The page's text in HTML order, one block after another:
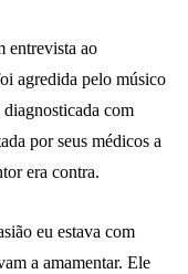
entrevista ao
agredida pelo músico
com
por seus médicos a
era contra.
eu estava com
a amamentar. Ele